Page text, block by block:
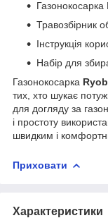
Травозбірник
Інструкція
Набір для
Газонокосарка
тих, хто шукає
для догляду за
і простоту
швидким і
Приховати
Характеристики